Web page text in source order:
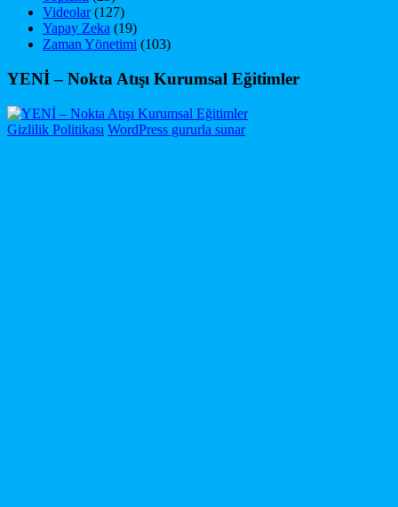
Videolar(127)
Yapay Zeka (19)
Zaman Yönetimi (103)
YENİ – Nokta Atışı Kurumsal Eğitimler
Gizlilik Politikası WordPress gururla sunar